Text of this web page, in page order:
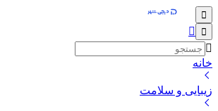
خانه
زیبایی و سلامت